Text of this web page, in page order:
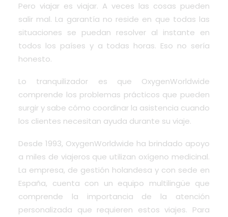
Pero viajar es viajar. A veces las cosas pueden
salir mal. La garantía no reside en que todas las
situaciones se puedan resolver al instante en
todos los países y a todas horas. Eso no sería
honesto.
Lo tranquilizador es que OxygenWorldwide
comprende los problemas prácticos que pueden
surgir y sabe cómo coordinar la asistencia cuando
los clientes necesitan ayuda durante su viaje.
Desde 1993, OxygenWorldwide ha brindado apoyo
a miles de viajeros que utilizan oxígeno medicinal.
La empresa, de gestión holandesa y con sede en
España, cuenta con un equipo multilingüe que
comprende la importancia de la atención
personalizada que requieren estos viajes. Para